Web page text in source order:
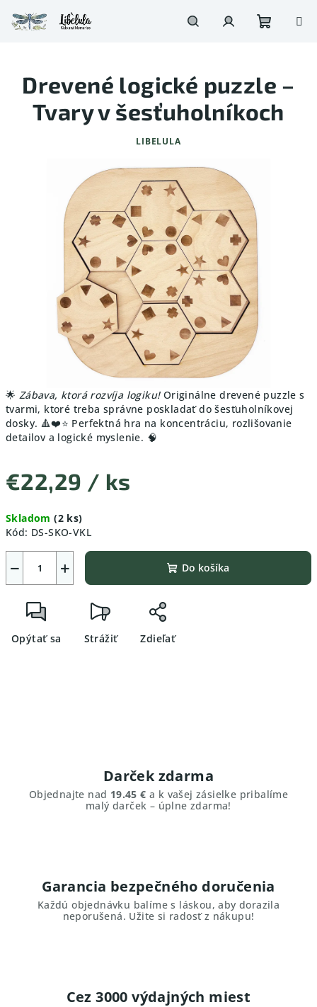
na
obsah
košík
🌟 Zábava, ktorá rozvíja logiku!Originálne drevené puzzle s
tvarmi, ktoré treba správne poskladať do šesťuholníkovej
dosky. 🔺❤️⭐ Perfektná hra na koncentráciu, rozlišovanie
detailov a logické myslenie. 🧠
€22,29 / ks
cena:
Skladom(2 ks)
Kód: DS-SKO-VKL
+
− Do košíka
Opýtať sa Strážiť Zdieľať
Drevené logické puzzle –
Tvary v šesťuholníkoch
LIBELULA
Darček zdarma
Objednajte nad 19.45 € a k vašej zásielke pribalíme
malý darček – úplne zdarma!
Garancia bezpečného doručenia
Každú objednávku balíme s láskou, aby dorazila
neporušená. Užite si radosť z nákupu!
Cez 3000 výdajných miest